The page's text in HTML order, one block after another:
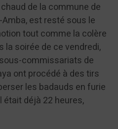
de la commune de
est resté sous le
tout comme la colère
la soirée de ce vendredi,
commissariats de
ont procédé à des tirs
les badauds en furie
déjà 22 heures,